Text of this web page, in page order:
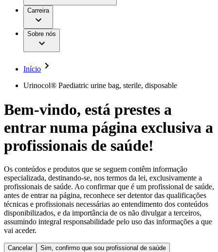
Aesculap Academy
Contentores Estéreis
Neurocirurgia
Nutrição Clínica
Prevenção e Controlo de Infeções
Retenção Urinária e Urologia
Suturas e Especialidades Cirúrgicas
Terapias de Infusão
Terapia de Intervenção Vascular
Tratamento de Feridas
Tratamento de Sangue Extracorporal
Soluções
Terapias
Patologias e Cuidados
Serviços
Cuidados Domiciliários
Coordenamos os seus cuidados médicos quando recebe alta
do hospital. Para mais informações, visite a nossa página de
cuidados domiciliários.
Trabalhar na B. Braun
Oportunidades de emprego
A nossa cultura
Vagas disponíveis
Descubra as tuas oportunidades de carreira na B. Braun.
Pesquise no nosso mercado de trabalho global por perfis de
trabalho interessantes.
Centro de Inovação
Responsabilidade
Acesso aos Cuidados de Saúde
Comunicados de Imprensa
Contactos
Formulário de Contacto
Empresa
Responsabilidade
Media
Carreira
Sobre nós
Início
Urinocol® Paediatric urine bag, sterile, disposable
Bem-vindo, está prestes a
entrar numa página exclusiva a
profissionais de saúde!
Os conteúdos e produtos que se seguem contêm informação
especializada, destinando-se, nos termos da lei, exclusivamente a
profissionais de saúde. Ao confirmar que é um profissional de saúde,
antes de entrar na página, reconhece ser detentor das qualificações
técnicas e profissionais necessárias ao entendimento dos conteúdos
disponibilizados, e da importância de os não divulgar a terceiros,
assumindo integral responsabilidade pelo uso das informações a que
vai aceder.
Cancelar Sim, confirmo que sou profissional de saúde